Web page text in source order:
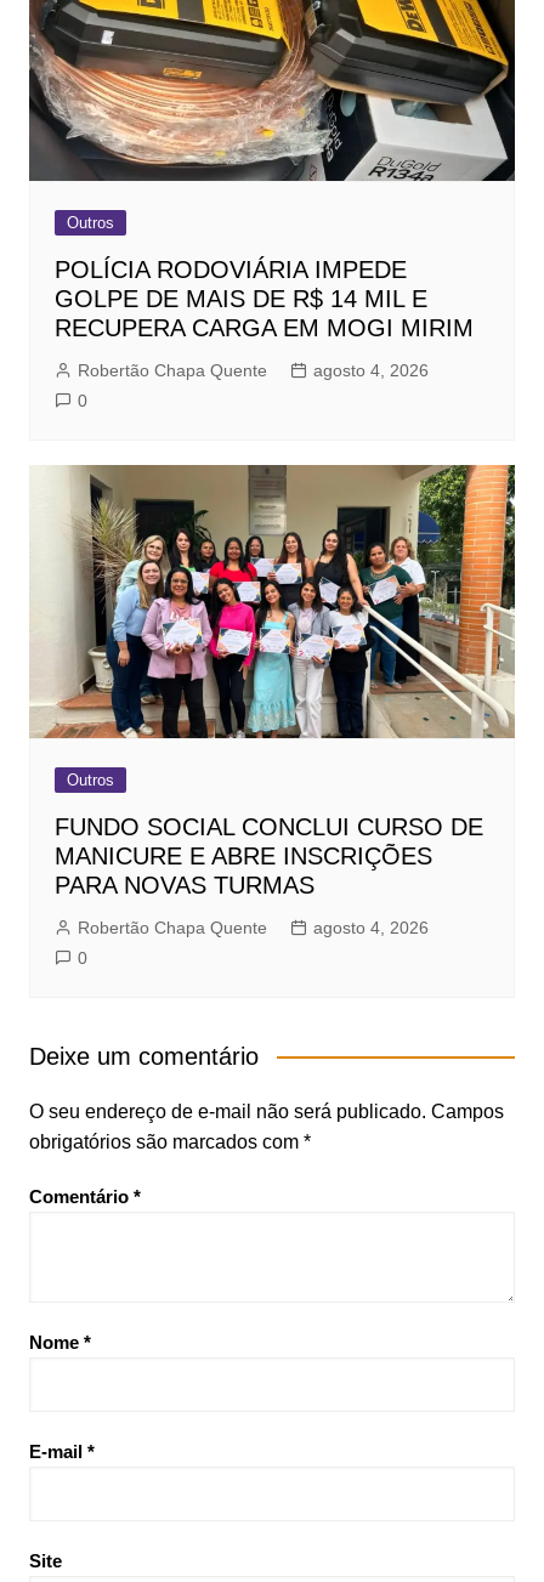
Outros
POLÍCIA RODOVIÁRIA IMPEDE
GOLPE DE MAIS DE R$ 14 MIL E
RECUPERA CARGA EM MOGI MIRIM
Robertão Chapa Quente
agosto 4, 2026
0
Outros
FUNDO SOCIAL CONCLUI CURSO DE
MANICURE E ABRE INSCRIÇÕES
PARA NOVAS TURMAS
Robertão Chapa Quente
agosto 4, 2026
0
Deixe um comentário
O seu endereço de e-mail não será publicado. Campos
obrigatórios são marcados com *
Comentário *
Nome *
E-mail *
Site